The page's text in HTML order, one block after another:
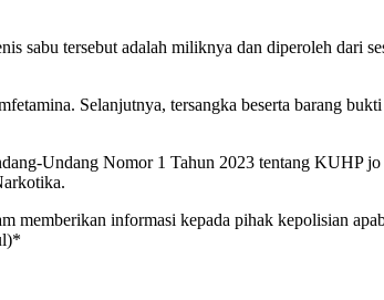
sabu tersebut adalah miliknya dan diperoleh dari
Selanjutnya, tersangka beserta barang
Undang Nomor 1 Tahun 2023 tentang KUHP
memberikan informasi kepada pihak kepolisian